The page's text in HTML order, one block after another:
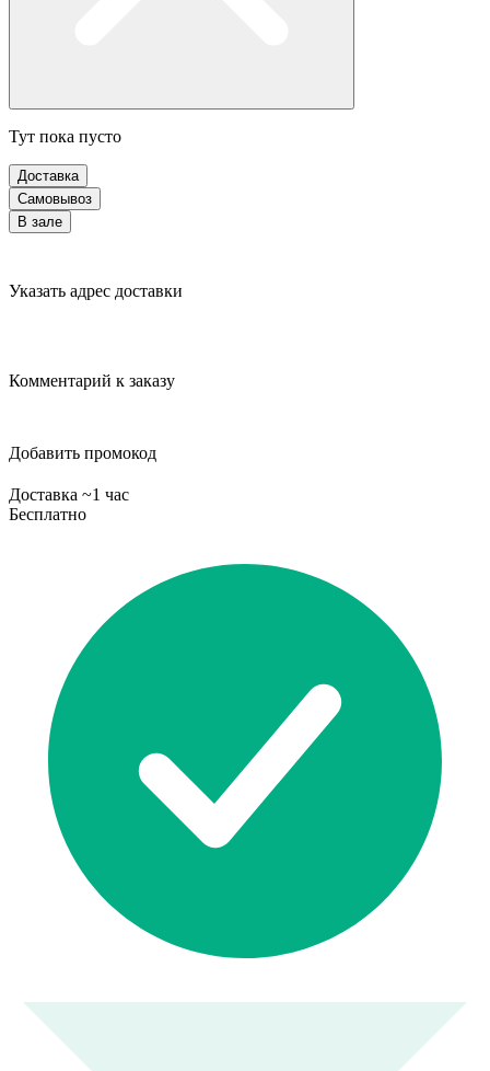
Тут пока пусто
Доставка
Самовывоз
В зале
Указать адрес доставки
Комментарий к заказу
Добавить промокод
Доставка ~1 час
Бесплатно